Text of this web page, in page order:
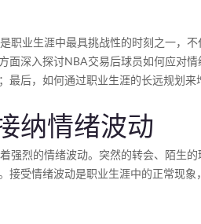
职业生涯中最具挑战性的时刻之一，
面深入探讨NBA交易后球员如何应对
最后，如何通过职业生涯的长远规划
纳情绪波动
强烈的情绪波动。突然的转会、陌生
接受情绪波动是职业生涯中的正常现